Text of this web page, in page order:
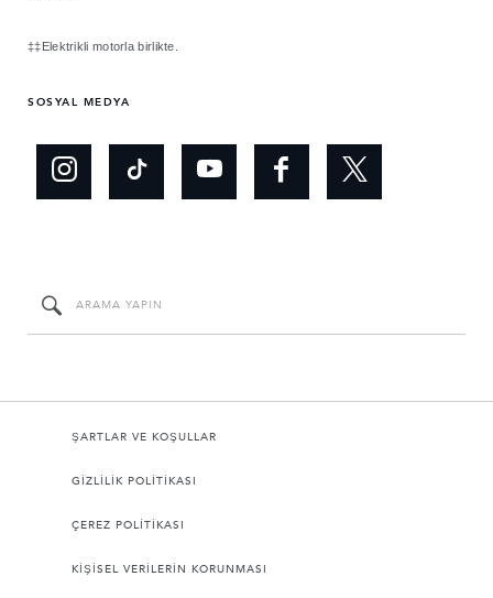
‡‡Elektrikli motorla birlikte.
SOSYAL MEDYA
ŞARTLAR VE KOŞULLAR
GİZLİLİK POLİTİKASI
ÇEREZ POLİTİKASI
KİŞİSEL VERİLERİN KORUNMASI